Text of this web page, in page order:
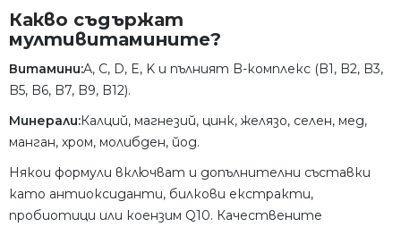
Какво съдържат
мултивитамините?
Витамини:A, C, D, E, K и пълният B-комплекс (B1, B2, B3,
B5, B6, B7, B9, B12).
Минерали:Калций, магнезий, цинк, желязо, селен, мед,
манган, хром, молибден, йод.
Някои формули включват и допълнителни съставки
като антиоксиданти, билкови екстракти,
пробиотици или коензим Q10. Качествените